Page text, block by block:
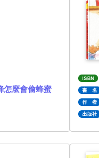
怎麼會偷蜂蜜
ISBN
書 名
作 者
出版社